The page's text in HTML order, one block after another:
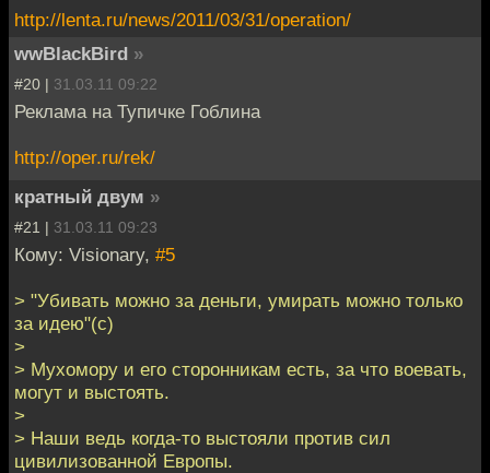
http://lenta.ru/news/2011/03/31/operation/
wwBlackBird »
#20 | 31.03.11 09:22
Реклама на Тупичке Гоблина
http://oper.ru/rek/
кратный двум »
#21 | 31.03.11 09:23
Кому: Visionary, #5
> "Убивать можно за деньги, умирать можно только
за идею"(с)
>
> Мухомору и его сторонникам есть, за что воевать,
могут и выстоять.
>
> Наши ведь когда-то выстояли против сил
цивилизованной Европы.